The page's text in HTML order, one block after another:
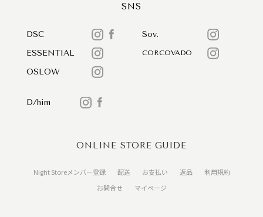
SNS
DSC
Sov.
ESSENTIAL
CORCOVADO
OSLOW
D/him
ONLINE STORE GUIDE
Night Storeメンバー登録 配送 お支払い 返品
利用規約
お問合せ
マイページ